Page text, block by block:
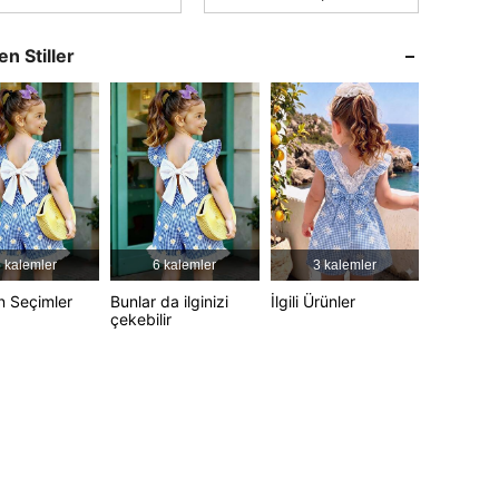
4,89 3.8K 365K
4,89
4,89 3.8K 365K
4,89 3.8K 365K
4,89 3.8K 365K
Stiller
kalemler
Seçimler
6 kalemler
Bunlar da ilginizi
çekebilir
3 kalemler
İlgili Ürünler